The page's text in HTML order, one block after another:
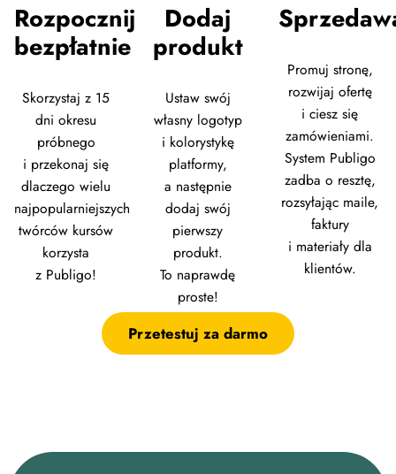
Rozpocznij
bezpłatnie
Skorzystaj z 15
dni okresu
próbnego
i przekonaj się
dlaczego wielu
najpopularniejszych
twórców kursów
korzysta
z Publigo!
Dodaj
produkt
Ustaw swój
własny logotyp
i kolorystykę
platformy,
a następnie
dodaj swój
pierwszy
produkt.
To naprawdę
proste!
Promuj stronę,
rozwijaj ofertę
i ciesz się
zamówieniami.
System Publigo
zadba o resztę,
rozsyłając maile,
faktury
i materiały dla
klientów.
Przetestuj za darmo